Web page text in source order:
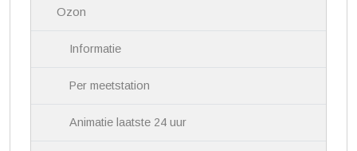
Ozon
Informatie
Per meetstation
Animatie laatste 24 uur